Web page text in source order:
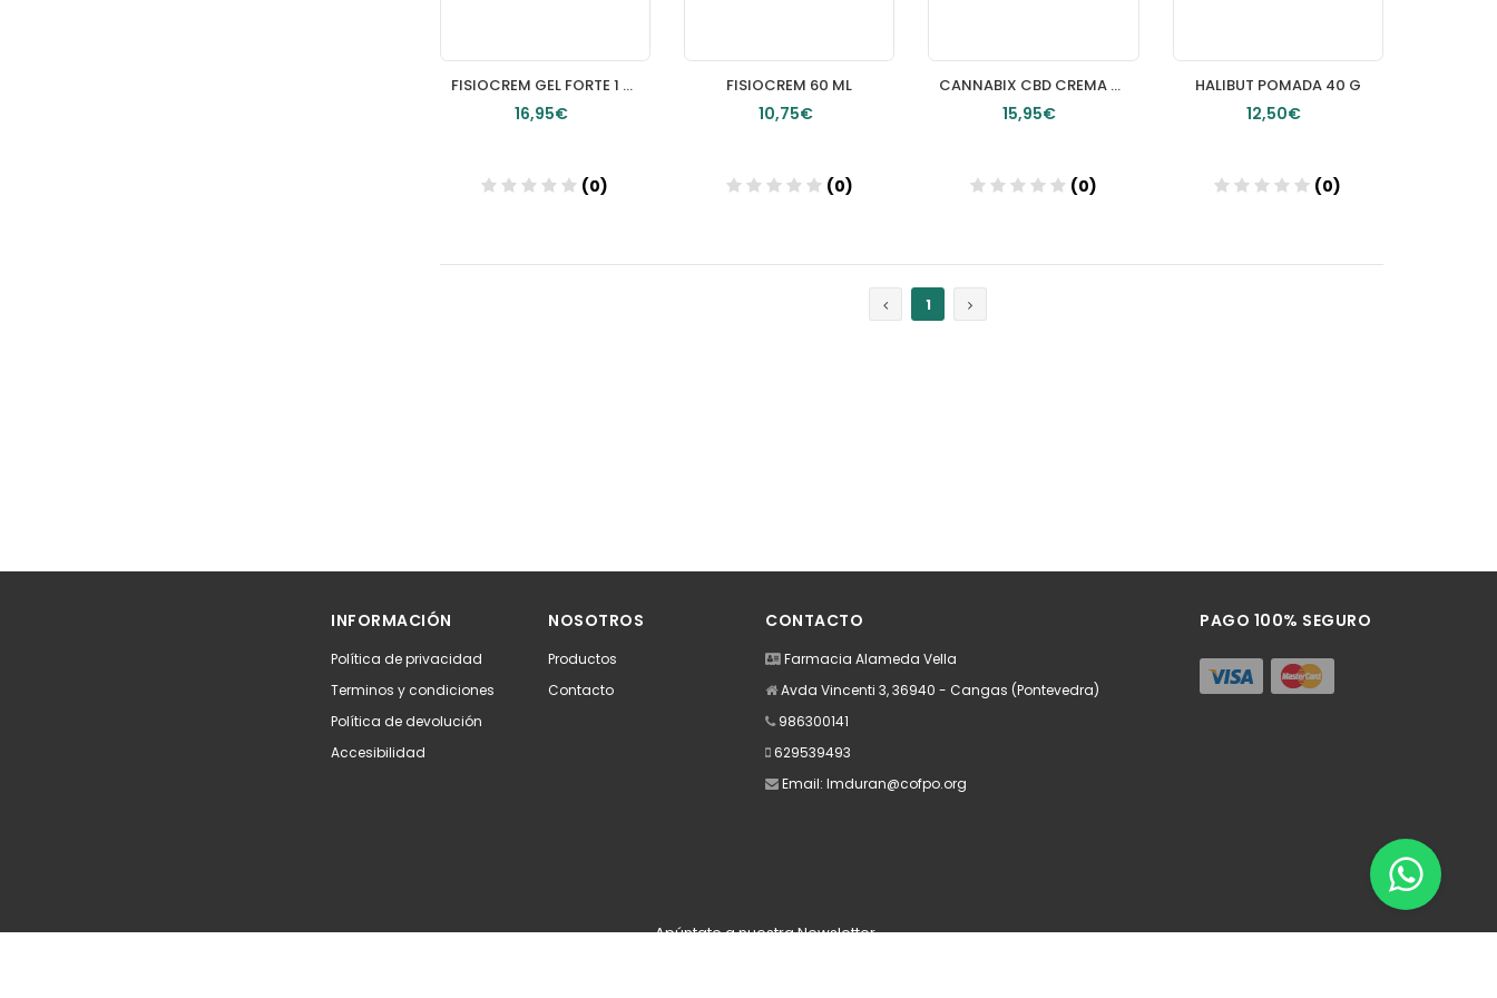
FISIOCREM GEL FORTE 1 TUBO 50 ML
16,95€
(0)
FISIOCREM 60 ML
10,75€
(0)
CANNABIX CBD CREMA 60 ML
15,95€
(0)
HALIBUT POMADA 40 G
12,50€
(0)
1
INFORMACIÓN
Política de privacidad
Terminos y condiciones
Política de devolución
Accesibilidad
NOSOTROS
Productos
Contacto
CONTACTO
Farmacia Alameda Vella
Avda Vincenti 3, 36940 - Cangas (Pontevedra)
986300141
629539493
Email: lmduran@cofpo.org
PAGO 100% SEGURO
Apúntate a nuestra Newsletter